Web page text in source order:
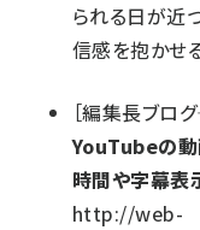
られる日が近
信感を抱かせ
［編集長ブロ
YouTubeの
時間や字幕表
http://web-